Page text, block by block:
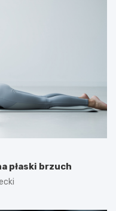
płaski brzuch